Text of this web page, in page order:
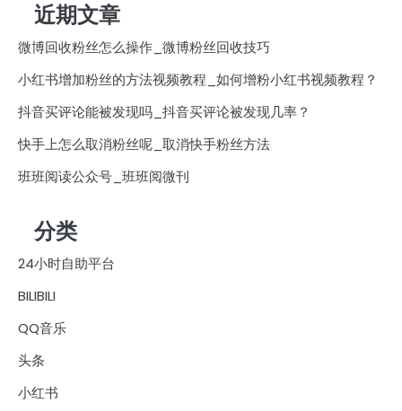
近期文章
微博回收粉丝怎么操作_微博粉丝回收技巧
小红书增加粉丝的方法视频教程_如何增粉小红书视频教程？
抖音买评论能被发现吗_抖音买评论被发现几率？
快手上怎么取消粉丝呢_取消快手粉丝方法
班班阅读公众号_班班阅微刊
分类
24小时自助平台
BILIBILI
QQ音乐
头条
小红书